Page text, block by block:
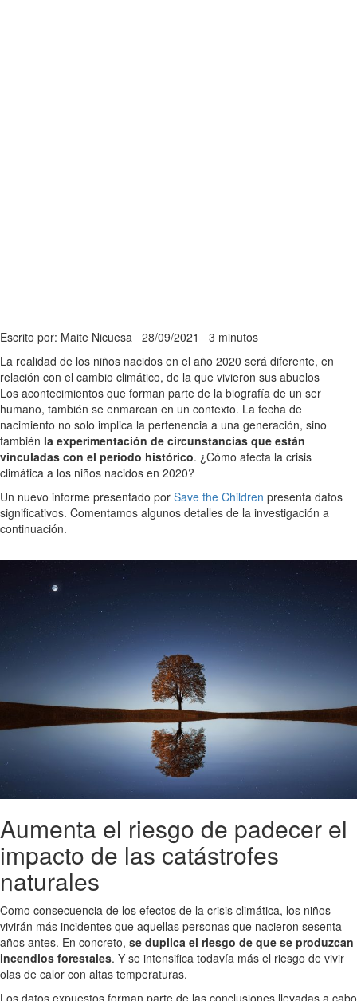
Escrito por: Maite Nicuesa 28/09/2021 3 minutos
La realidad de los niños nacidos en el año 2020 será diferente, en
relación con el cambio climático, de la que vivieron sus abuelos
Los acontecimientos que forman parte de la biografía de un ser
humano, también se enmarcan en un contexto. La fecha de
nacimiento no solo implica la pertenencia a una generación, sino
también la experimentación de circunstancias que están
vinculadas con el periodo histórico. ¿Cómo afecta la crisis
climática a los niños nacidos en 2020?
Un nuevo informe presentado por Save the Children presenta datos
significativos. Comentamos algunos detalles de la investigación a
continuación.
Aumenta el riesgo de padecer el
impacto de las catástrofes
naturales
Como consecuencia de los efectos de la crisis climática, los niños
vivirán más incidentes que aquellas personas que nacieron sesenta
años antes. En concreto, se duplica el riesgo de que se produzcan
incendios forestales. Y se intensifica todavía más el riesgo de vivir
olas de calor con altas temperaturas.
Los datos expuestos forman parte de las conclusiones llevadas a cabo